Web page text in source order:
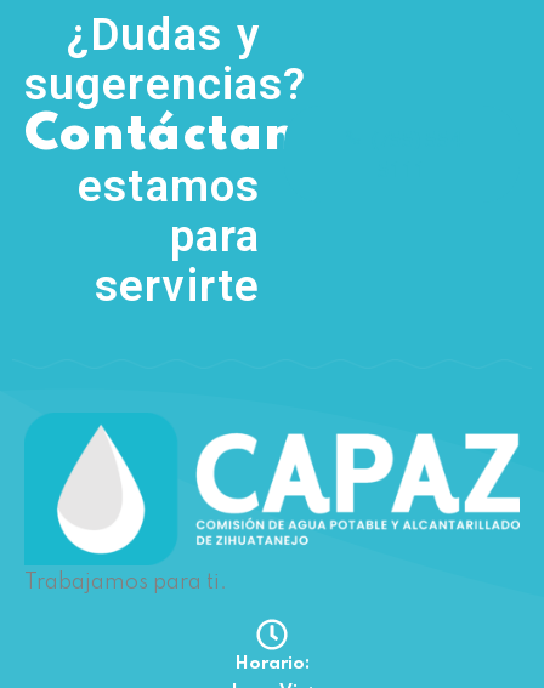
¿Dudas y
sugerencias?
Contáctanos
estamos
para
servirte
Trabajamos para ti.
Horario: